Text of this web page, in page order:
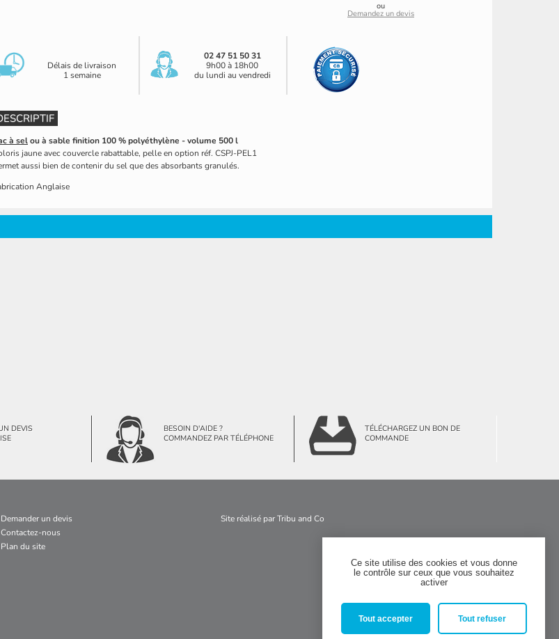
ou
Demandez un devis
Délais de livraison
1 semaine
02 47 51 50 31
9h00 à 18h00
du lundi au vendredi
à selou à sable finition 100 % polyéthylène - volume 500 l
jaune avec couvercle rabattable, pelle en option réf. CSPJ-PEL1
aussi bien de contenir du sel que des absorbants granulés.
Anglaise
DEVIS
BESOIN D'AIDE ?
COMMANDEZ PAR TÉLÉPHONE
TÉLÉCHARGEZ UN BON DE
COMMANDE
Demander un devis
Contactez-nous
Plan du site
 
Site réalisé parTribu and Co
Ce site utilise des cookies et vous donne
le contrôle sur ceux que vous souhaitez
activer
Tout accepter Tout refuser